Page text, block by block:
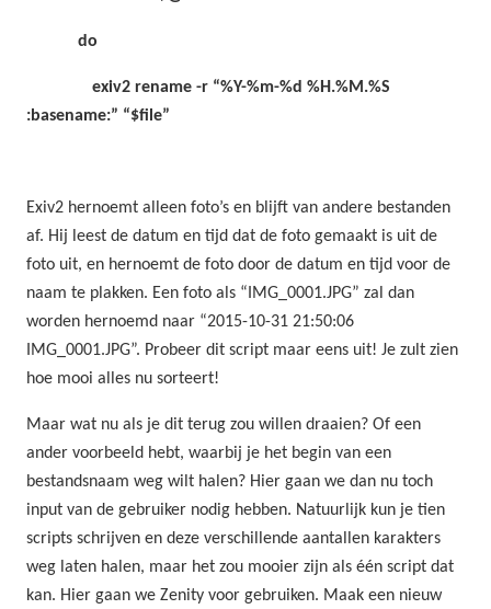
do
exiv2 rename -r “%Y-%m-%d %H.%M.%S
:basename:” “$file”
Exiv2 hernoemt alleen foto’s en blijft van andere bestanden
af. Hij leest de datum en tijd dat de foto gemaakt is uit de
foto uit, en hernoemt de foto door de datum en tijd voor de
naam te plakken. Een foto als “IMG_0001.JPG” zal dan
worden hernoemd naar “2015-10-31 21:50:06
IMG_0001.JPG”. Probeer dit script maar eens uit! Je zult zien
hoe mooi alles nu sorteert!
Maar wat nu als je dit terug zou willen draaien? Of een
ander voorbeeld hebt, waarbij je het begin van een
bestandsnaam weg wilt halen? Hier gaan we dan nu toch
input van de gebruiker nodig hebben. Natuurlijk kun je tien
scripts schrijven en deze verschillende aantallen karakters
weg laten halen, maar het zou mooier zijn als één script dat
kan. Hier gaan we Zenity voor gebruiken. Maak een nieuw